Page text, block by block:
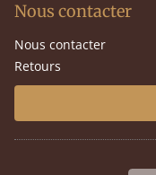
Nous contacter
Nous contacter
Retours